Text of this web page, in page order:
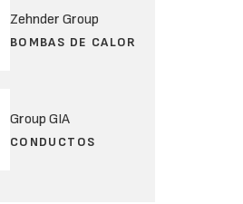
Zehnder Group
BOMBAS DE CALOR
Group GIA
CONDUCTOS